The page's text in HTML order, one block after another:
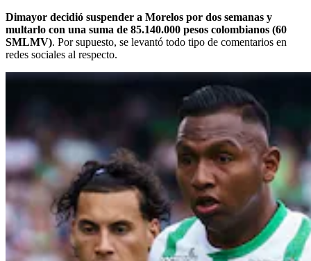
Dimayor decidió suspender a Morelos por dos semanas y
multarlo con una suma de 85.140.000 pesos colombianos (60
SMLMV). Por supuesto, se levantó todo tipo de comentarios en
redes sociales al respecto.